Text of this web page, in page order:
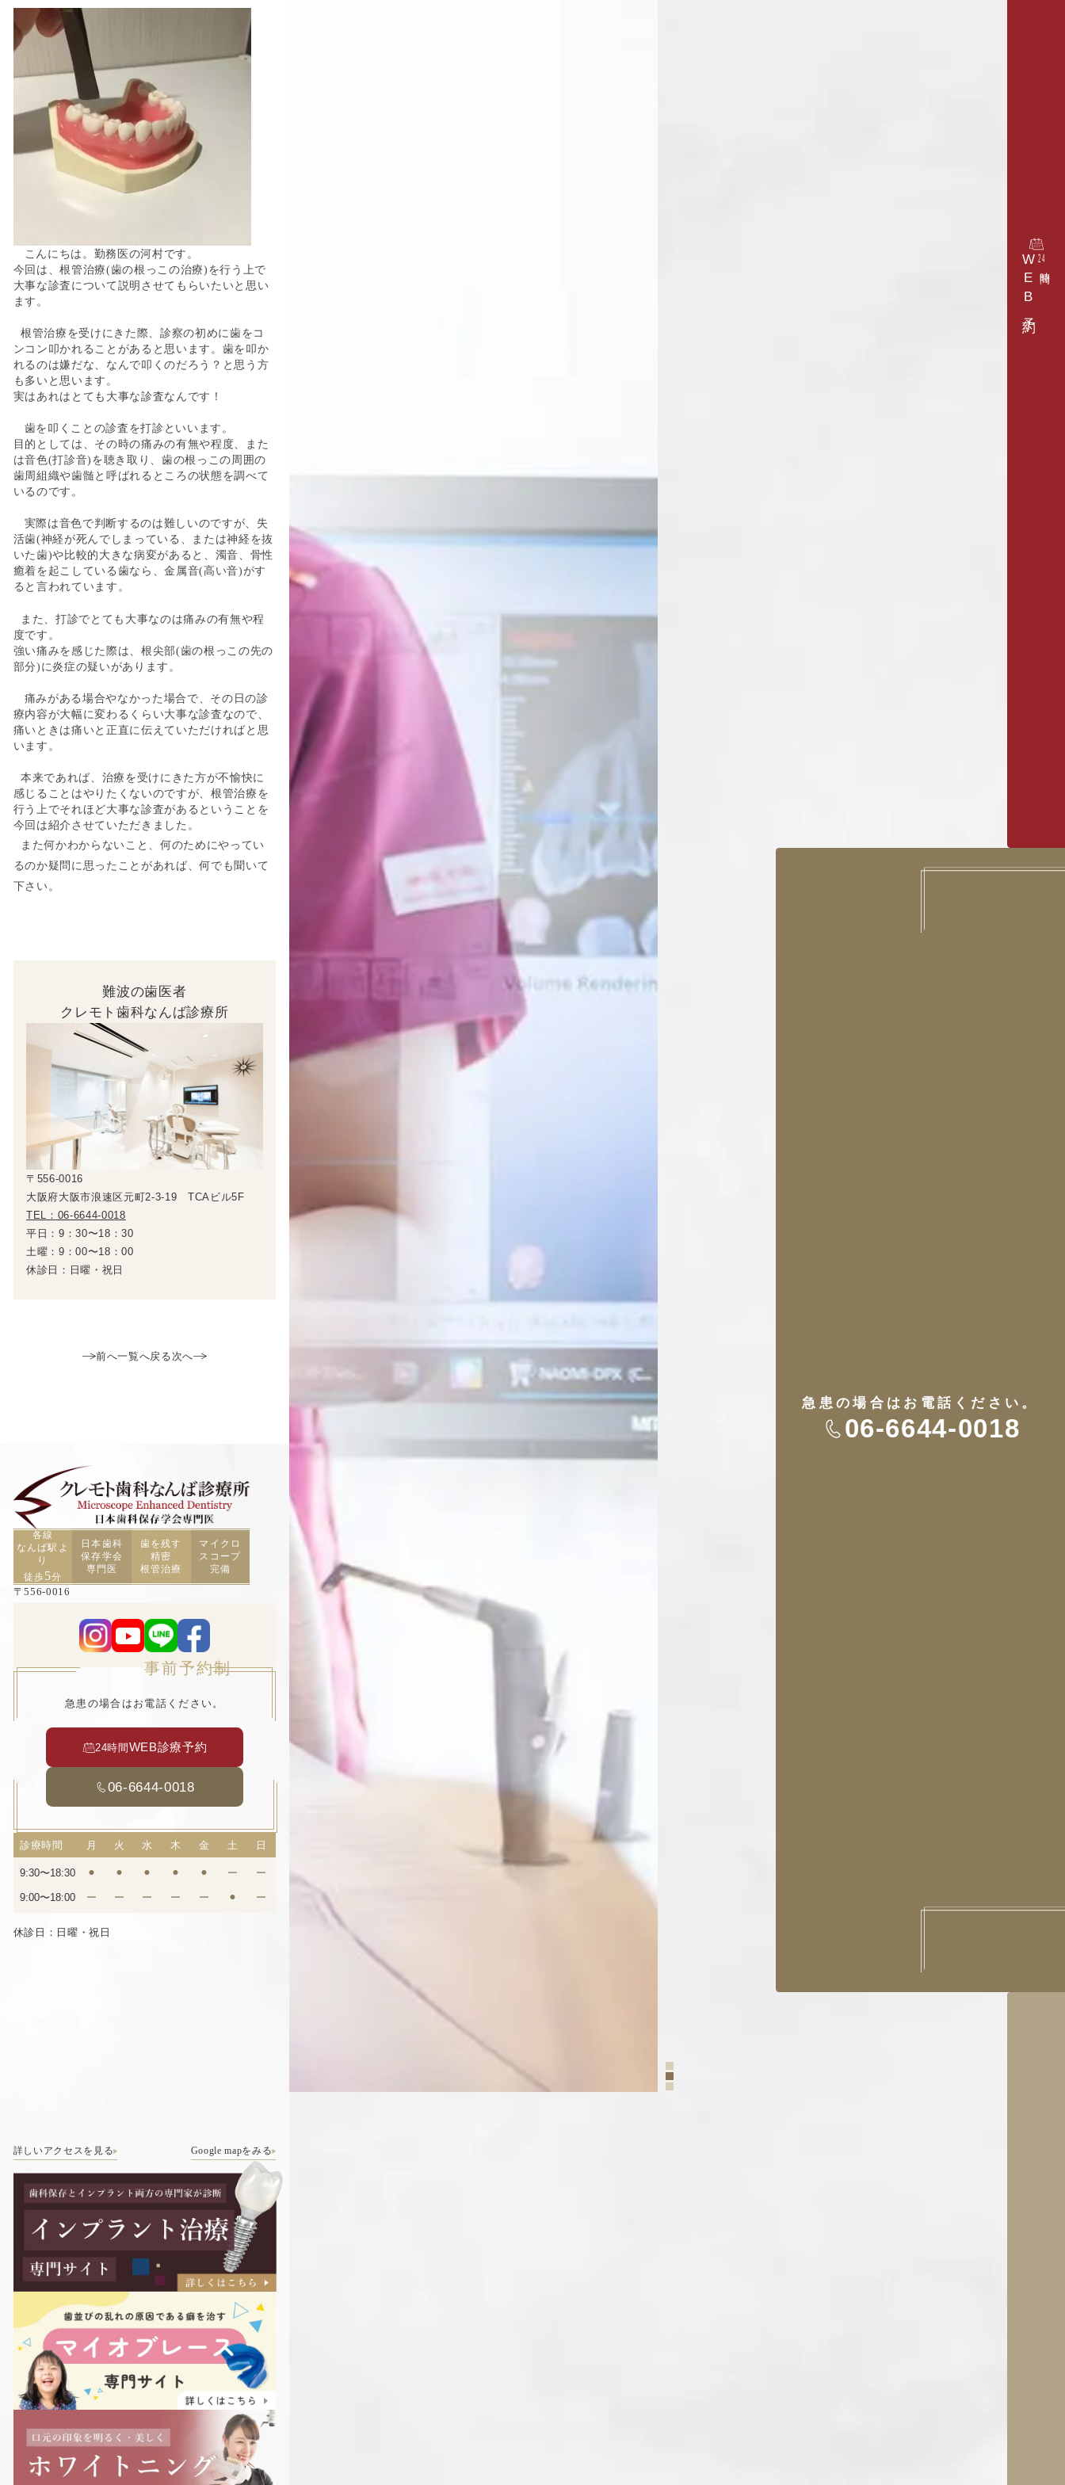
こんにちは。勤務医の河村です。
今回は、根管治療(歯の根っこの治療)を行う上で
大事な診査について説明させてもらいたいと思い
ます。
根管治療を受けにきた際、診察の初めに歯をコ
ンコン叩かれることがあると思います。歯を叩か
れるのは嫌だな、なんで叩くのだろう？と思う方
も多いと思います。
実はあれはとても大事な診査なんです！
歯を叩くことの診査を打診といいます。
目的としては、その時の痛みの有無や程度、また
は音色(打診音)を聴き取り、歯の根っこの周囲の
歯周組織や歯髄と呼ばれるところの状態を調べて
いるのです。
実際は音色で判断するのは難しいのですが、失
活歯(神経が死んでしまっている、または神経を抜
いた歯)や比較的大きな病変があると、濁音、骨性
癒着を起こしている歯なら、金属音(高い音)がす
ると言われています。
また、打診でとても大事なのは痛みの有無や程
度です。
強い痛みを感じた際は、根尖部(歯の根っこの先の
部分)に炎症の疑いがあります。
痛みがある場合やなかった場合で、その日の診
療内容が大幅に変わるくらい大事な診査なので、
痛いときは痛いと正直に伝えていただければと思
います。
本来であれば、治療を受けにきた方が不愉快に
感じることはやりたくないのですが、根管治療を
行う上でそれほど大事な診査があるということを
今回は紹介させていただきました。
また何かわからないこと、何のためにやってい
るのか疑問に思ったことがあれば、何でも聞いて
下さい。
難波の歯医者
クレモト歯科なんば診療所
〒556-0016
大阪府大阪市浪速区元町2-3-19 TCAビル5F
TEL：06-6644-0018
平日：9：30〜18：30
土曜：9：00〜18：00
休診日：日曜・祝日
前へ一覧へ戻る 次へ
各線
なんば駅よ
り
徒歩5分
日本歯科
保存学会
専門医
歯を残す
精密
根管治療
マイクロ
スコープ
完備
〒556-0016
事前予約制
急患の場合はお電話ください。
24時間 WEB診療予約
06-6644-0018
診療時間 月 火 水 木 金 土 日
9:30〜18:30 ⚫︎ ⚫︎ ⚫︎ ⚫︎ ⚫︎ ー ー
9:00〜18:00 ー ー ー ー ー ⚫︎ ー
休診日：日曜・祝日
詳しいアクセスを見る Google mapをみる
WEB予約 24
急患の場合はお電話ください。
06-6644-0018